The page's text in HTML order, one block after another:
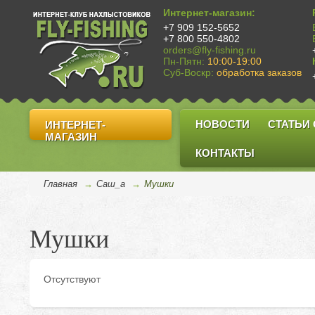
Интернет-магазин:
+7 909 152-5652
+7 800 550-4802
orders@fly-fishing.ru
Пн-Пятн: 10:00-19:00
Суб-Воскр: обработка заказов
ИНТЕРНЕТ-
МАГАЗИН
НОВОСТИ СТАТЬИ
КОНТАКТЫ
Главная → Саш_а → Мушки
Мушки
Отсутствуют